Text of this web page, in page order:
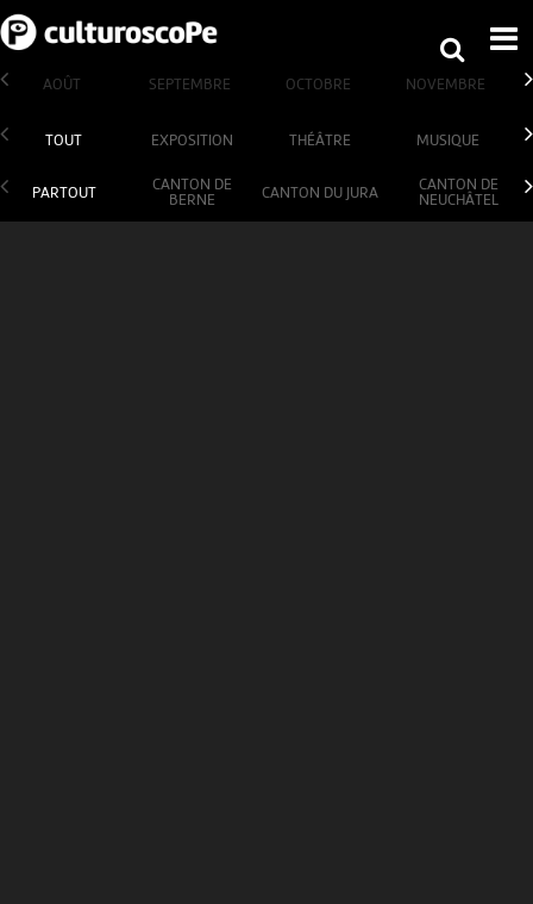
AOÛT SEPTEMBRE OCTOBRE NOVEMBRE
TOUT EXPOSITION THÉÂTRE MUSIQUE
PARTOUT
CANTON DE
BERNE
CANTON DU JURA
CANTON DE
NEUCHÂTEL